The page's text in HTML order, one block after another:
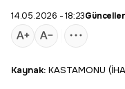
14.05.2026 - 18:23
Kaynak: KASTAMONU